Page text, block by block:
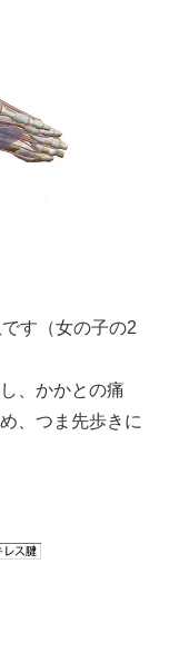
す（女の子の2
、かかとの痛
、つま先歩きに